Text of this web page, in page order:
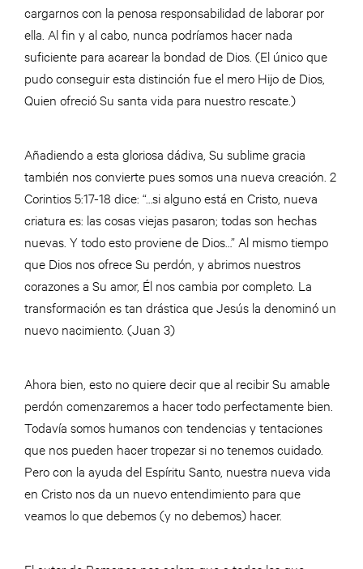
cargarnos con la penosa responsabilidad de laborar por
ella. Al fin y al cabo, nunca podríamos hacer nada
suficiente para acarear la bondad de Dios. (El único que
pudo conseguir esta distinción fue el mero Hijo de Dios,
Quien ofreció Su santa vida para nuestro rescate.)
Añadiendo a esta gloriosa dádiva, Su sublime gracia
también nos convierte pues somos una nueva creación. 2
Corintios 5:17-18 dice: “…si alguno está en Cristo, nueva
criatura es: las cosas viejas pasaron; todas son hechas
nuevas. Y todo esto proviene de Dios…” Al mismo tiempo
que Dios nos ofrece Su perdón, y abrimos nuestros
corazones a Su amor, Él nos cambia por completo. La
transformación es tan drástica que Jesús la denominó un
nuevo nacimiento. (Juan 3)
Ahora bien, esto no quiere decir que al recibir Su amable
perdón comenzaremos a hacer todo perfectamente bien.
Todavía somos humanos con tendencias y tentaciones
que nos pueden hacer tropezar si no tenemos cuidado.
Pero con la ayuda del Espíritu Santo, nuestra nueva vida
en Cristo nos da un nuevo entendimiento para que
veamos lo que debemos (y no debemos) hacer.